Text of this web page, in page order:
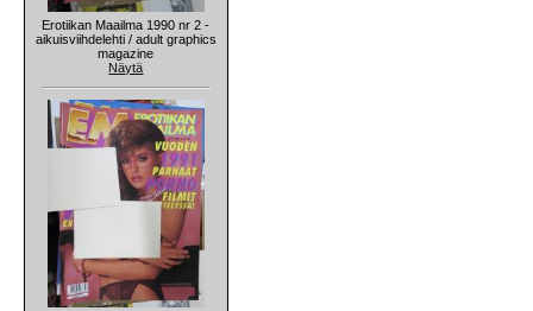
Erotiikan Maailma 1990 nr 2 -
aikuisviihdelehti / adult graphics
magazine
Näytä